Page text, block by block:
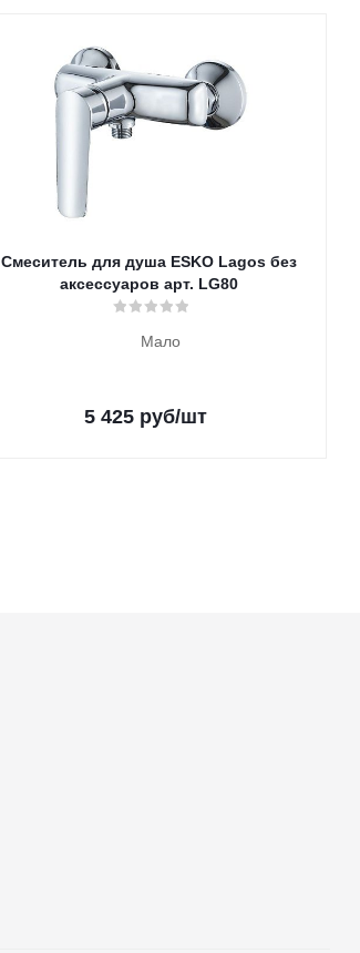
Смеситель для душа ESKO Lagos без
аксессуаров арт. LG80
Мало
5 425руб/шт